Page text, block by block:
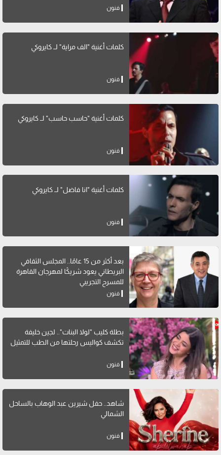
فنون
كلمات أغنية "الف مراية" لــ كايروكي
فنون
كلمات أغنية "حاسب حاسب" لــ كايروكي
فنون
كلمات أغنية "انا فاضل" لــ كايروكي
فنون
بعد أكثر من 15 عامًا.. المجلس الثقافي
البريطاني يعود شريكًا لمهرجان القاهرة
للمسرح التجريبي
فنون
بطلة كليب "لولا البنات".. لجين خليفة
تكشف كواليس رحلتها من الطب للتمثيل
فنون
شاهد.. حفل شيرين عبد الوهاب بالساحل
الشمالي
فنون